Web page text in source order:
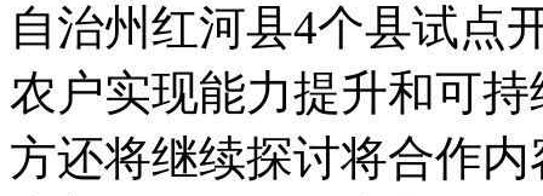
自治州红河县4个县试点
农户实现能力提升和可
方还将继续探讨将合作